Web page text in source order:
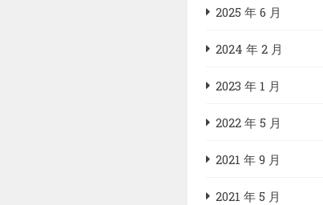
2025 年 6 月
2024 年 2 月
2023 年 1 月
2022 年 5 月
2021 年 9 月
2021 年 5 月